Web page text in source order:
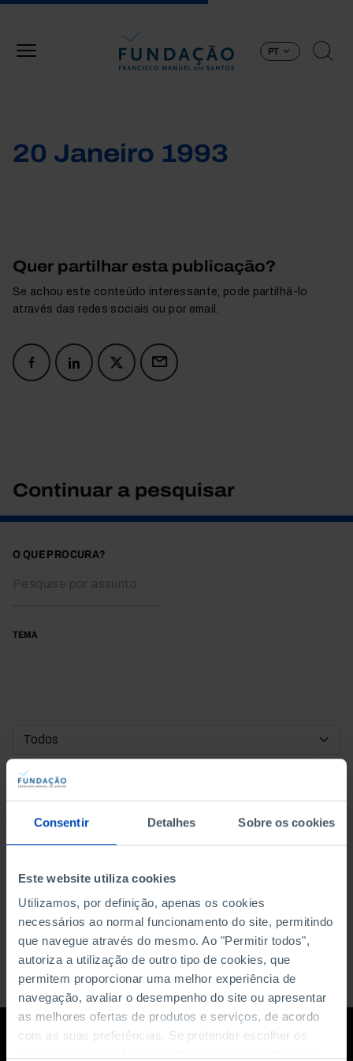
Consentir Detalhes Sobre os cookies
Este website utiliza cookies
Utilizamos, por definição, apenas os cookies
necessários ao normal funcionamento do site, permitindo
que navegue através do mesmo. Ao "Permitir todos",
autoriza a utilização de outro tipo de cookies, que
permitem proporcionar uma melhor experiência de
navegação, avaliar o desempenho do site ou apresentar
as melhores ofertas de produtos e serviços, de acordo
com as suas preferências. Se pretender escolher os
PT
20 Janeiro 1993
Quer partilhar esta publicação?
Se achou este conteúdo interessante, pode partilhá-lo
através das redes sociais ou por email.
Continuar a pesquisar
O QUE PROCURA?
TEMA
DATA DE INÍCIO
DATA DE FIM